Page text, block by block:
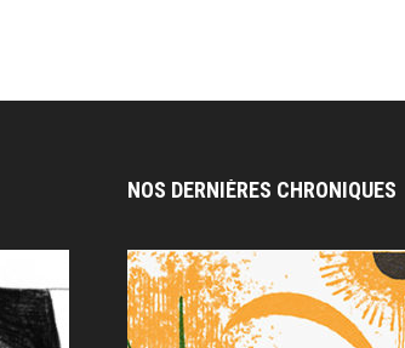
NOS DERNIÈRES CHRONIQUES